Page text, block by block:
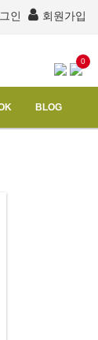
인 회원가입
0
BLOG